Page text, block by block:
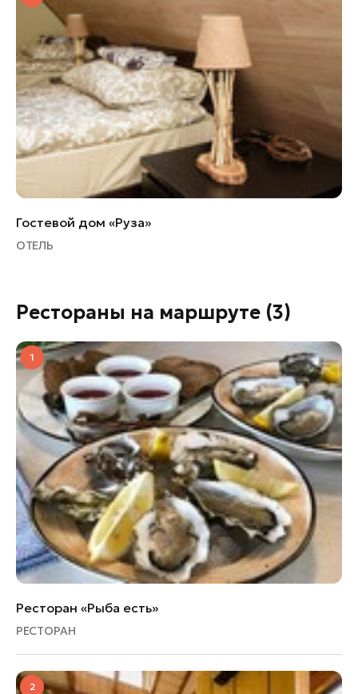
Гостевой дом «Руза»
ОТЕЛЬ
Рестораны на маршруте (3)
1
Ресторан «Рыба есть»
РЕСТОРАН
2